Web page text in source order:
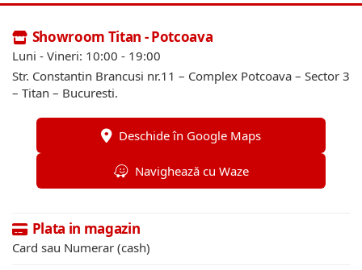
Showroom Titan - Potcoava
Luni - Vineri: 10:00 - 19:00
Str. Constantin Brancusi nr.11 – Complex Potcoava – Sector 3
– Titan – Bucuresti.
Deschide în Google Maps
Navighează cu Waze
Plata in magazin
Card sau Numerar (cash)